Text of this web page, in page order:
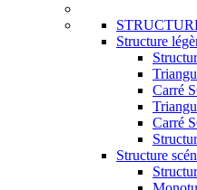
Structure
Carré
Carré
Structure